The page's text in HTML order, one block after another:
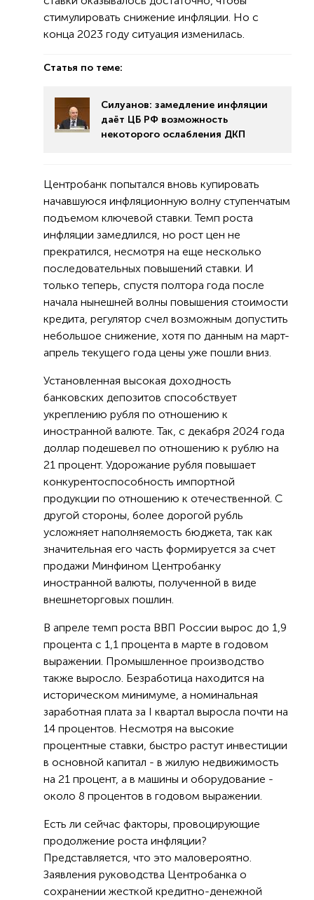
стимулировать снижение инфляции. Но с
конца 2023 году ситуация изменилась.
Статья по теме:
Силуанов: замедление инфляции
даёт ЦБ РФ возможность
некоторого ослабления ДКП
Центробанк попытался вновь купировать
начавшуюся инфляционную волну ступенчатым
подъемом ключевой ставки. Темп роста
инфляции замедлился, но рост цен не
прекратился, несмотря на еще несколько
последовательных повышений ставки. И
только теперь, спустя полтора года после
начала нынешней волны повышения стоимости
кредита, регулятор счел возможным допустить
небольшое снижение, хотя по данным на март-
апрель текущего года цены уже пошли вниз.
Установленная высокая доходность
банковских депозитов способствует
укреплению рубля по отношению к
иностранной валюте. Так, с декабря 2024 года
доллар подешевел по отношению к рублю на
21 процент. Удорожание рубля повышает
конкурентоспособность импортной
продукции по отношению к отечественной. С
другой стороны, более дорогой рубль
усложняет наполняемость бюджета, так как
значительная его часть формируется за счет
продажи Минфином Центробанку
иностранной валюты, полученной в виде
внешнеторговых пошлин.
В апреле темп роста ВВП России вырос до 1,9
процента с 1,1 процента в марте в годовом
выражении. Промышленное производство
также выросло. Безработица находится на
историческом минимуме, а номинальная
заработная плата за I квартал выросла почти на
14 процентов. Несмотря на высокие
процентные ставки, быстро растут инвестиции
в основной капитал - в жилую недвижимость
на 21 процент, а в машины и оборудование -
около 8 процентов в годовом выражении.
Есть ли сейчас факторы, провоцирующие
продолжение роста инфляции?
Представляется, что это маловероятно.
Заявления руководства Центробанка о
сохранении жесткой кредитно-денежной